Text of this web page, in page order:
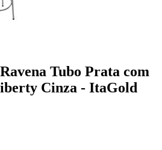
Tubo Prata com
Cinza - ItaGold